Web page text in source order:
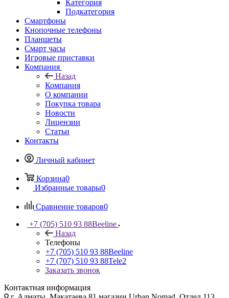
Категория
Подкатегория
Смартфоны
Кнопочные телефоны
Планшеты
Смарт часы
Игровые приставки
Компания
Назад
Компания
О компании
Покупка товара
Новости
Лицензии
Статьи
Контакты
Личный кабинет
Корзина0
Избранные товары0
Сравнение товаров0
+7 (705) 510 93 88Beeline
Назад
Телефоны
+7 (705) 510 93 88Beeline
+7 (707) 510 93 88Tele2
Заказать звонок
Контактная информация